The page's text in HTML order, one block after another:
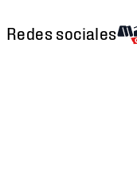
Redes sociales